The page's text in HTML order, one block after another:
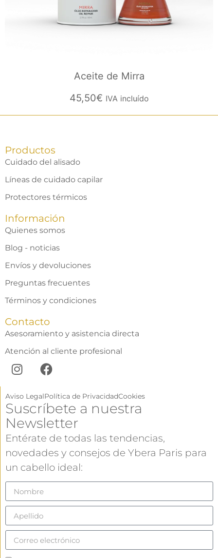
Aceite de Mirra
45,50€ IVA incluído
Productos
Cuidado del alisado
Líneas de cuidado capilar
Protectores térmicos
Información
Quienes somos
Blog - noticias
Envíos y devoluciones
Preguntas frecuentes
Términos y condiciones
Contacto
Asesoramiento y asistencia directa
Atención al cliente profesional
Aviso LegalPolítica de PrivacidadCookies
Suscríbete a nuestra
Newsletter
Entérate de todas las tendencias,
novedades y consejos de Ybera Paris para
un cabello ideal: